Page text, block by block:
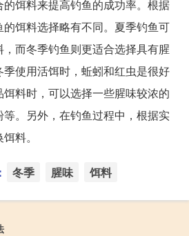
饵料来提高钓鱼的成功率。根据
饵料选择略有不同。夏季钓鱼可
而冬季钓鱼则更适合选择具有腥
使用活饵时，蚯蚓和红虫是很好
料时，可以选择一些腥味较浓的
。另外，在钓鱼过程中，根据实
料。
冬季 腥味 饵料